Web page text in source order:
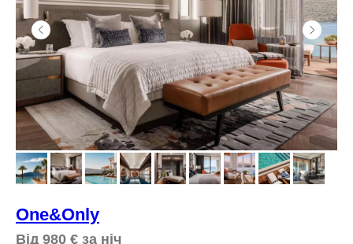
One&Only
Від 980 € за ніч